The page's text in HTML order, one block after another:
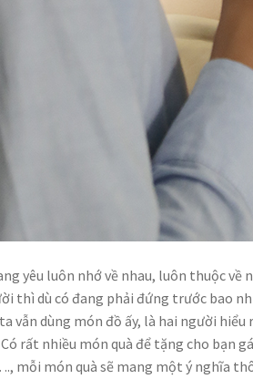
yêu luôn nhớ về nhau, luôn thuộc về
thì dù có đang phải đứng trước bao
vẫn dùng món đồ ấy, là hai người
rất nhiều món quà để tặng cho bạn
mỗi món quà sẽ mang một ý nghĩa